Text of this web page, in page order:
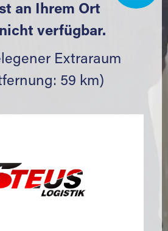
an Ihrem Ort
verfügbar.
Extraraum
59 km)